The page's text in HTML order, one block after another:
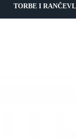
TORBE I RANČEVI